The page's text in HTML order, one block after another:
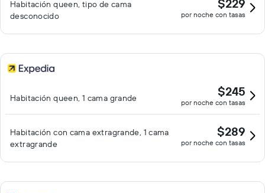
Habitación queen, tipo de cama
desconocido
$229
por noche con tasas
Habitación queen, 1 cama grande $245
por noche con tasas
Habitación con cama extragrande, 1 cama
extragrande
$289
por noche con tasas